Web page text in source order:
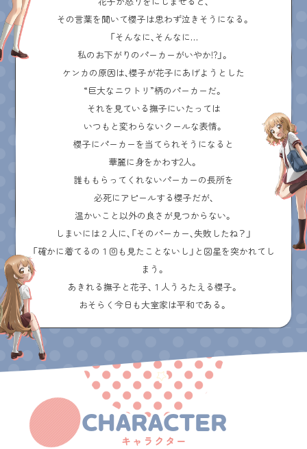
その言葉を聞いて櫻子は思わず泣きそうになる。
「そんなに、そんなに…
私のお下がりのパーカーがいやか!?」。
ケンカの原因は、櫻子が花子にあげようとした
“巨大なニワトリ”柄のパーカーだ。
それを見ている撫子にいたっては
いつもと変わらないクールな表情。
櫻子にパーカーを当てられそうになると
華麗に身をかわす2人。
誰ももらってくれないパーカーの長所を
必死にアピールする櫻子だが、
温かいこと以外の良さが見つからない。
しまいには２人に、「そのパーカー、失敗したね？」
「確かに着てるの１回も見たことないし」と図星を突かれてし
まう。
あきれる撫子と花子、１人うろたえる櫻子。
おそらく今日も大室家は平和である。
CHARACTER
キャラクター